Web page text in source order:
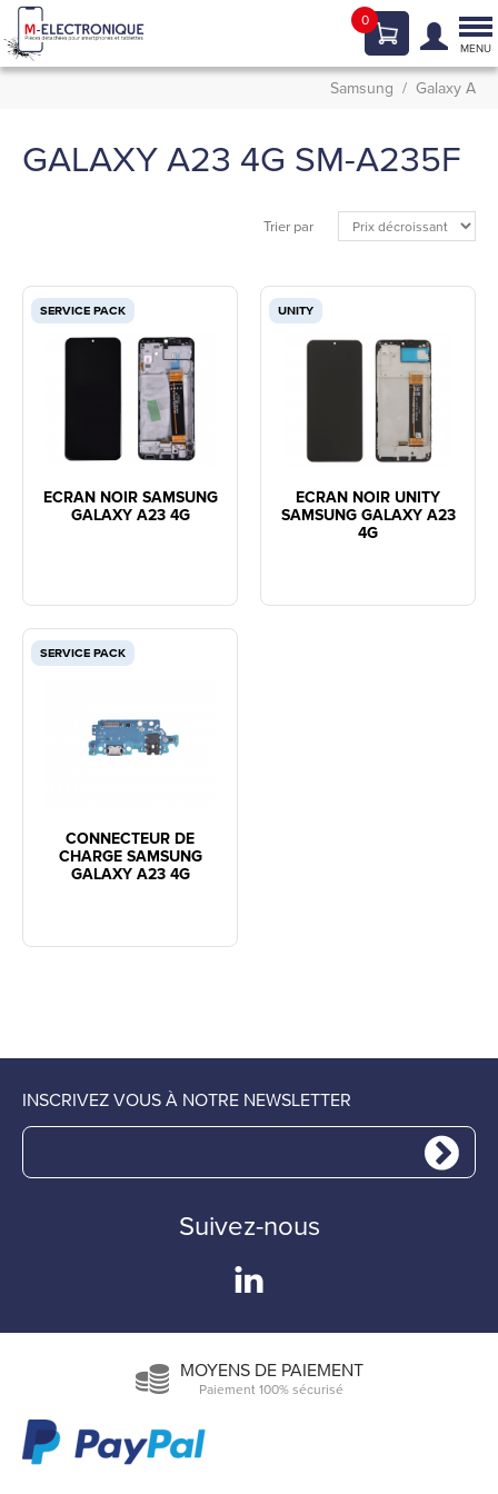
0
MENU
Samsung Galaxy A
GALAXY A23 4G SM-A235F
Trier par
SERVICE PACK
ECRAN NOIR SAMSUNG
GALAXY A23 4G
UNITY
ECRAN NOIR UNITY
SAMSUNG GALAXY A23
4G
SERVICE PACK
CONNECTEUR DE
CHARGE SAMSUNG
GALAXY A23 4G
INSCRIVEZ VOUS À NOTRE NEWSLETTER
Suivez-nous
MOYENS DE PAIEMENT
Paiement 100% sécurisé